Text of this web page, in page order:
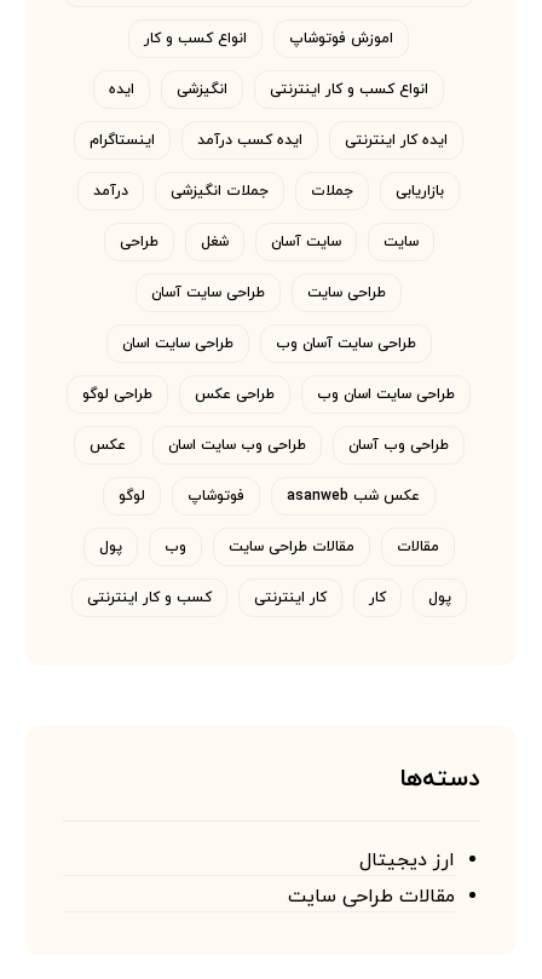
اموزش فوتوشاپ انواع کسب و کار
انواع کسب و کار اینترنتی انگیزشی ایده
ایده کار اینترنتی ایده کسب درآمد اینستاگرام
بازاریابی جملات جملات انگیزشی درآمد
سایت سایت آسان شغل طراحی
طراحی سایت طراحی سایت آسان
طراحی سایت آسان وب طراحی سایت اسان
طراحی سایت اسان وب طراحی عکس طراحی لوگو
طراحی وب آسان طراحی وب سایت اسان عکس
عکس شب asanweb فوتوشاپ لوگو
مقالات مقالات طراحی سایت وب پول
پول کار کار اینترنتی کسب و کار اینترنتی
دسته‌ها
ارز دیجیتال
مقالات طراحی سایت